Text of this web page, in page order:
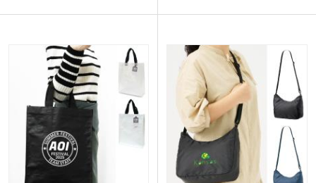
リーズです。
ンで人気のジュートバッグ。1色名入れ
印刷で、天然素材の風合いを活かしたオ
リジナル感あふれるノベルティを作成し
てみませんか？
などで貴重品を持ち歩くのにも便利で
名の名入れがよく映えます。SNSキャン
ペーンやイベントの来場特典など、トレ
ンド感を意識した格安ノベルティを作成
したい方におすすめです。